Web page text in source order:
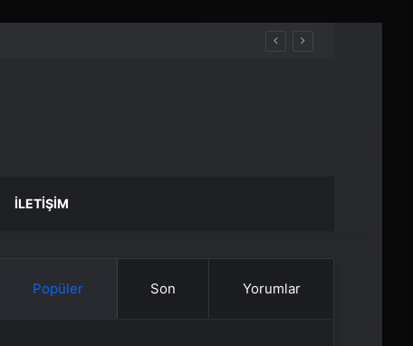
İLETIŞIM
Popüler Son Yorumlar